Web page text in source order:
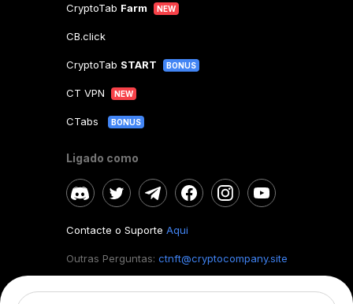
CryptoTab Farm NEW
CB.click
CryptoTab START BONUS
CT VPN NEW
CTabs BONUS
Ligado como
Contacte o Suporte Aqui
Outras Perguntas: ctnft@cryptocompany.site